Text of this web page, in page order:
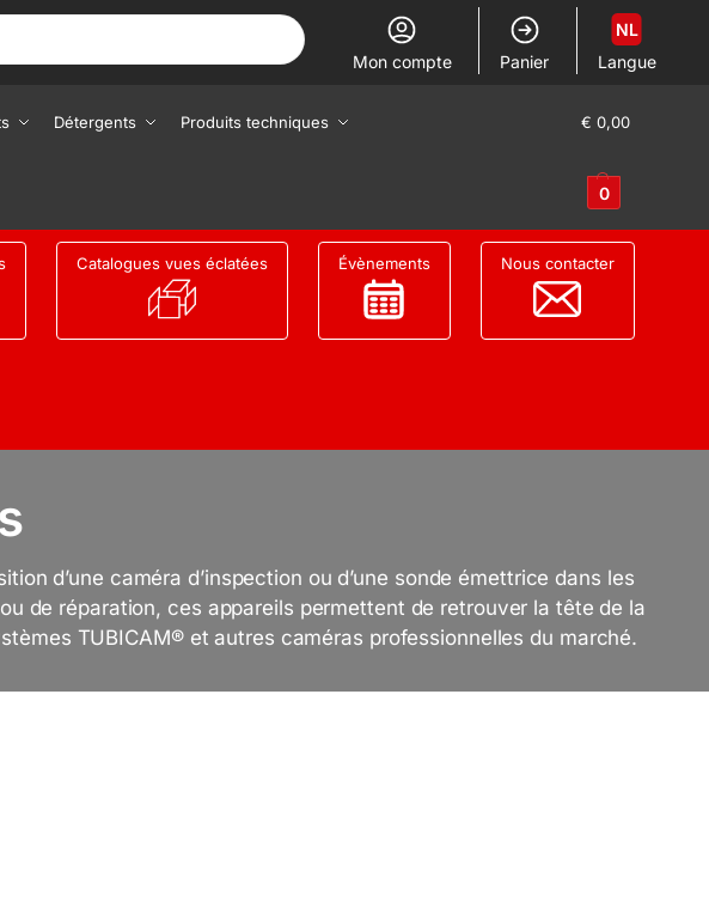
Mon compte Panier Langue
NL
Détergents Produits techniques € 0,00
0
Catalogues vues éclatées Évènements Nous contacter
d’une caméra d’inspection ou d’une sonde émettrice dans les
de réparation, ces appareils permettent de retrouver la tête de la
TUBICAM® et autres caméras professionnelles du marché.